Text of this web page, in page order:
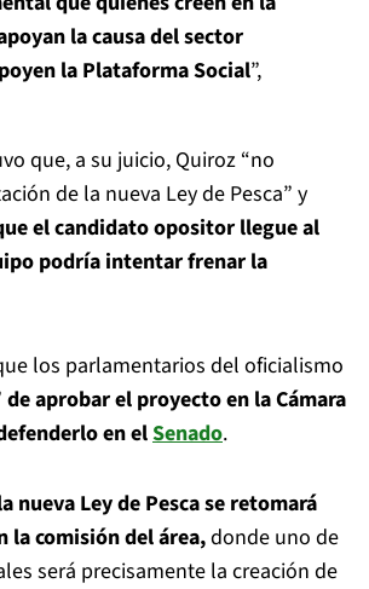
la causa del sector
la Plataforma Social”,
que, a su juicio, Quiroz “no
de la nueva Ley de Pesca” y
el candidato opositor llegue al
podría intentar frenar la
los parlamentarios del oficialismo
de aprobar el proyecto en la Cámara
en elSenado.
nueva Ley de Pesca se retomará
la comisión del área,donde uno de
será precisamente la creación de